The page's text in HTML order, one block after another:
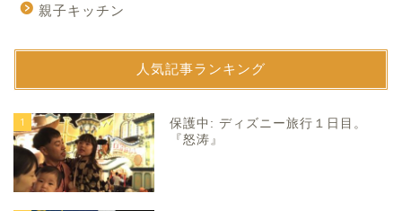
親子キッチン
人気記事ランキング
1
保護中: ディズニー旅行１日目。
『怒涛』